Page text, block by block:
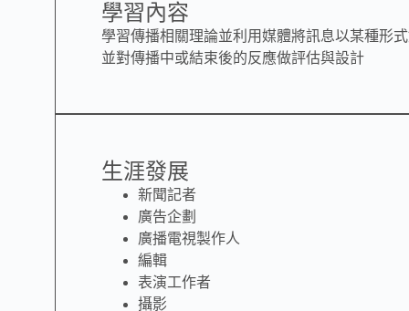
學習內容
學習傳播相關理論並利用媒體將訊息以某種形
並對傳播中或結束後的反應做評估與設計
生涯發展
新聞記者
廣告企劃
廣播電視製作人
編輯
表演工作者
攝影